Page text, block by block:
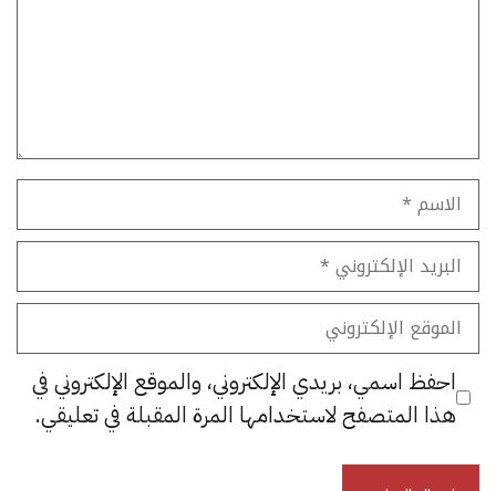
الاسم
البريد
الإلكتروني
الموقع
الإلكتروني
احفظ اسمي، بريدي الإلكتروني، والموقع الإلكتروني في
هذا المتصفح لاستخدامها المرة المقبلة في تعليقي.